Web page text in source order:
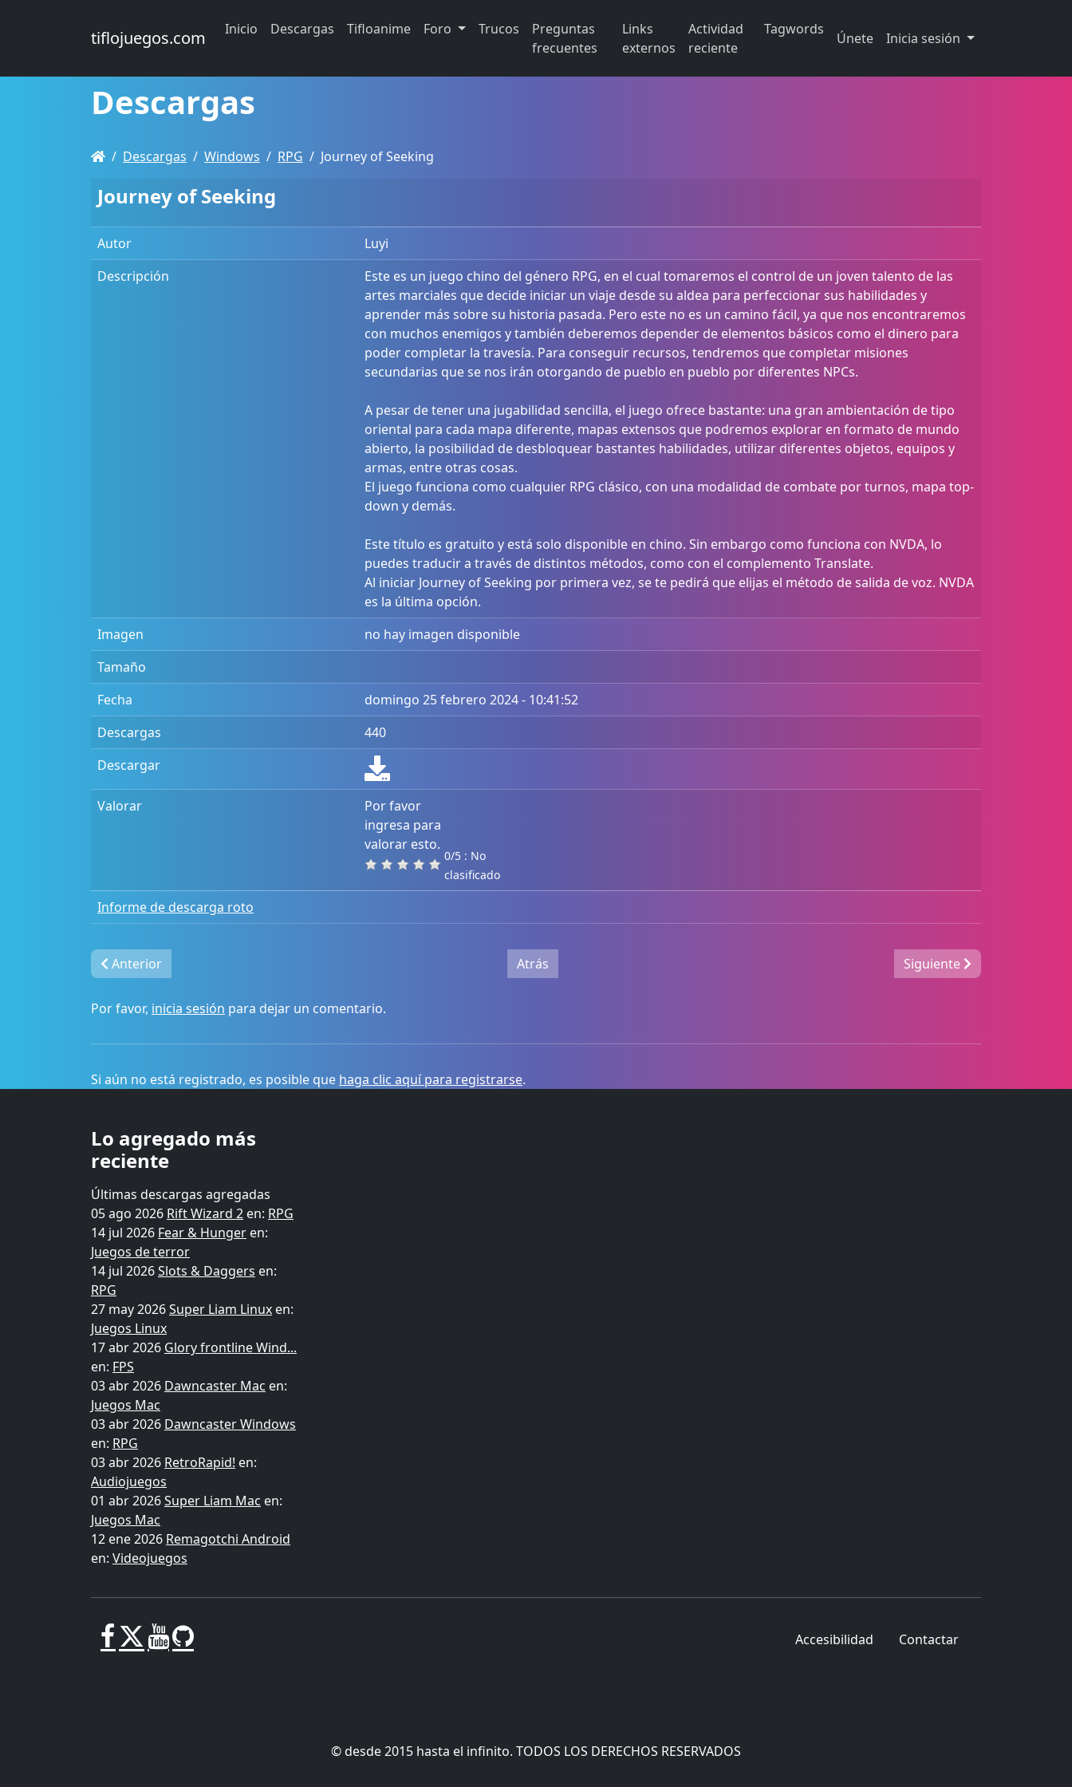
tiflojuegos.com Inicio Descargas Tifloanime Foro Trucos
Preguntas
frecuentes
Links
externos
Actividad
reciente
Tagwords
Únete Inicia sesión
Descargas
Descargas Windows RPG Journey of Seeking
Journey of Seeking
Autor
Luyi
Descripción
Este es un juego chino del género RPG, en el cual tomaremos el control de un joven talento de las
artes marciales que decide iniciar un viaje desde su aldea para perfeccionar sus habilidades y
aprender más sobre su historia pasada. Pero este no es un camino fácil, ya que nos encontraremos
con muchos enemigos y también deberemos depender de elementos básicos como el dinero para
poder completar la travesía. Para conseguir recursos, tendremos que completar misiones
secundarias que se nos irán otorgando de pueblo en pueblo por diferentes NPCs.
A pesar de tener una jugabilidad sencilla, el juego ofrece bastante: una gran ambientación de tipo
oriental para cada mapa diferente, mapas extensos que podremos explorar en formato de mundo
abierto, la posibilidad de desbloquear bastantes habilidades, utilizar diferentes objetos, equipos y
armas, entre otras cosas.
El juego funciona como cualquier RPG clásico, con una modalidad de combate por turnos, mapa top-
down y demás.
Este título es gratuito y está solo disponible en chino. Sin embargo como funciona con NVDA, lo
puedes traducir a través de distintos métodos, como con el complemento Translate.
Al iniciar Journey of Seeking por primera vez, se te pedirá que elijas el método de salida de voz. NVDA
es la última opción.
Imagen
no hay imagen disponible
Tamaño
Fecha
domingo 25 febrero 2024 - 10:41:52
Descargas
440
Descargar
Valorar
Por favor
ingresa para
valorar esto.
0/5 : No
clasificado
Informe de descarga roto
Anterior Atrás Siguiente
Por favor, inicia sesión para dejar un comentario.
Si aún no está registrado, es posible que haga clic aquí para registrarse.
Lo agregado más
reciente
Últimas descargas agregadas
05 ago 2026 Rift Wizard 2 en: RPG
14 jul 2026 Fear & Hunger en:
Juegos de terror
14 jul 2026Slots & Daggers en:
RPG
27 may 2026Super Liam Linux en:
Juegos Linux
17 abr 2026 Glory frontline Wind...
en: FPS
03 abr 2026 Dawncaster Mac en:
Juegos Mac
03 abr 2026 Dawncaster Windows
en: RPG
03 abr 2026 RetroRapid! en:
Audiojuegos
01 abr 2026Super Liam Mac en:
Juegos Mac
12 ene 2026 Remagotchi Android
en: Videojuegos
Accesibilidad Contactar
© desde 2015 hasta el infinito. TODOS LOS DERECHOS RESERVADOS